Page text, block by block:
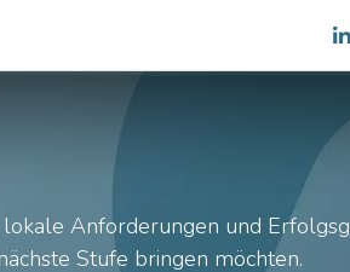
Anforderungen und
Stufe bringen möchten.